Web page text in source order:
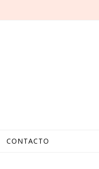
CONTACTO